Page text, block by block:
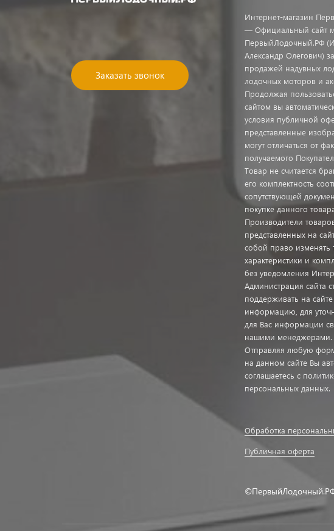
Заказать звонок
Интернет-магазин
— Официальный сайт
ПервыйЛодочный.РФ
Александр Олегович)
продажей надувных
лодочных моторов и
Продолжая
сайтом вы
условия публичной
представленные
могут отличаться от
получаемого
Товар не считается
его комплектность
сопутствующей
покупке данного
Производители
представленных на
собой право изменять
характеристики и
без уведомления
Администрация сайта
поддерживать на
информацию, для
для Вас информации
нашими менеджерами.
Отправляя любую
на данном сайте Вы
соглашаетесь с
персональных данных.
Обработка
Публичная оферта